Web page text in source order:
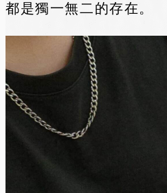
都是獨一無二的存在。